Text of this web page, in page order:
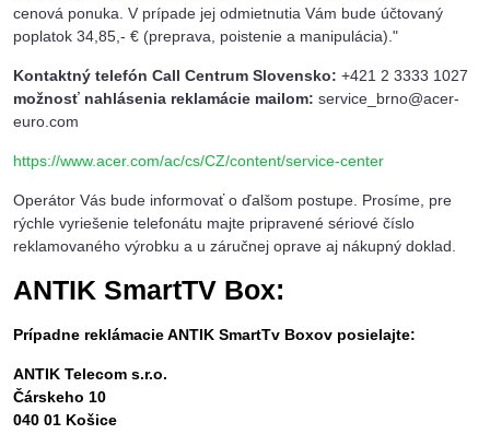
cenová ponuka. V prípade jej odmietnutia Vám bude účtovaný
poplatok 34,85,- € (preprava, poistenie a manipulácia)."
Kontaktný telefón Call Centrum Slovensko: +421 2 3333 1027
možnosť nahlásenia reklamácie mailom: service_brno@acer-
euro.com
https://www.acer.com/ac/cs/CZ/content/service-center
Operátor Vás bude informovať o ďalšom postupe. Prosíme, pre
rýchle vyriešenie telefonátu majte pripravené sériové číslo
reklamovaného výrobku a u záručnej oprave aj nákupný doklad.
ANTIK SmartTV Box:
Prípadne reklámacie ANTIK SmartTv Boxov posielajte:
ANTIK Telecom s.r.o.
Čárskeho 10
040 01 Košice